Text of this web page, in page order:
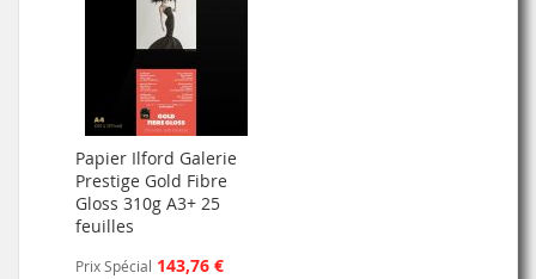
Papier Ilford Galerie
Prestige Gold Fibre
Gloss 310g A3+ 25
feuilles
Prix Spécial 143,76 €